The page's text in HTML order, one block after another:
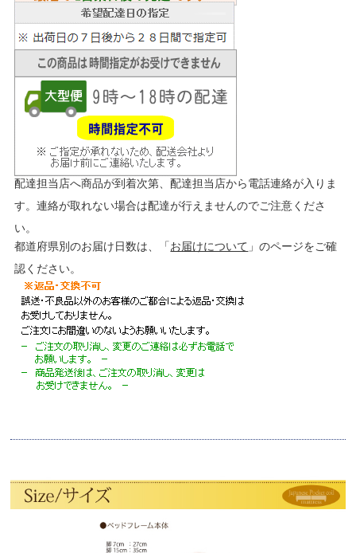
配達担当店へ商品が到着次第、配達担当店から電話連絡が入りま
す。連絡が取れない場合は配達が行えませんのでご注意くださ
い。
都道府県別のお届け日数は、「お届けについて 」のページをご確
認ください。